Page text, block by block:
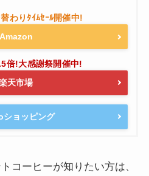
Amazon
天市場
ショッピング
コーヒーが知りたい方は、